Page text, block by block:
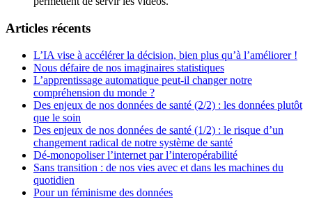
Articles récents
L’IA vise à accélérer la décision, bien plus qu’à l’améliorer !
Nous défaire de nos imaginaires statistiques
L’apprentissage automatique peut-il changer notre
compréhension du monde ?
Des enjeux de nos données de santé (2/2) : les données plutôt
que le soin
Des enjeux de nos données de santé (1/2) : le risque d’un
changement radical de notre système de santé
Dé-monopoliser l’internet par l’interopérabilité
Sans transition : de nos vies avec et dans les machines du
quotidien
Pour un féminisme des données